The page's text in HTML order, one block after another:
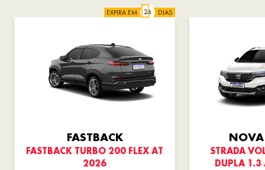
EXPIRA EM DIAS
FASTBACK
FASTBACK TURBO 200 FLEX AT
2026
NOVA
STRADA
DUPLA 1.3